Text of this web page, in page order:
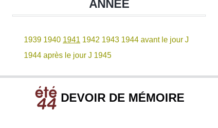
ANNÉE
1939 1940 1941 1942 1943 1944 avant le jour J
1944 après le jour J 1945
DEVOIR DE MÉMOIRE